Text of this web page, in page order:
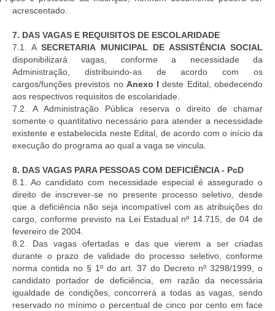
acrescentado.
7. DAS VAGAS E REQUISITOS DE ESCOLARIDADE
7.1. ASECRETARIA MUNICIPAL DE ASSISTÊNCIA SOCIAL
disponibilizará vagas, conforme a necessidade da
Administração, distribuindo-as de acordo com os
cargos/funções previstos no Anexo I deste Edital, obedecendo
aos respectivos requisitos de escolaridade.
7.2. A Administração Pública reserva o direito de chamar
somente o quantitativo necessário para atender a necessidade
existente e estabelecida neste Edital, de acordo com o início da
execução do programa ao qual a vaga se vincula.
8. DAS VAGAS PARA PESSOAS COM DEFICIÊNCIA - PcD
8.1. Ao candidato com necessidade especial é assegurado o
direito de inscrever-se no presente processo seletivo, desde
que a deficiência não seja incompatível com as atribuições do
cargo, conforme previsto na Lei Estadual nº 14.715, de 04 de
fevereiro de 2004.
8.2. Das vagas ofertadas e das que vierem a ser criadas
durante o prazo de validade do processo seletivo, conforme
norma contida no § 1º do art. 37 do Decreto nº 3298/1999, o
candidato portador de deficiência, em razão da necessária
igualdade de condições, concorrerá a todas as vagas, sendo
reservado no mínimo o percentual de cinco por cento em face